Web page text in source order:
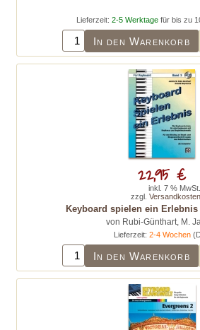
Lieferzeit: 2-5 Werktage für bis zu
In den Warenkorb
Keyboard spielen ein Erlebnis
von Rubi-Günthart, M.
Lieferzeit:2-4 Wochen
In den Warenkorb
22,95 €
inkl. 7 % MwSt.
zzgl. Versandkosten